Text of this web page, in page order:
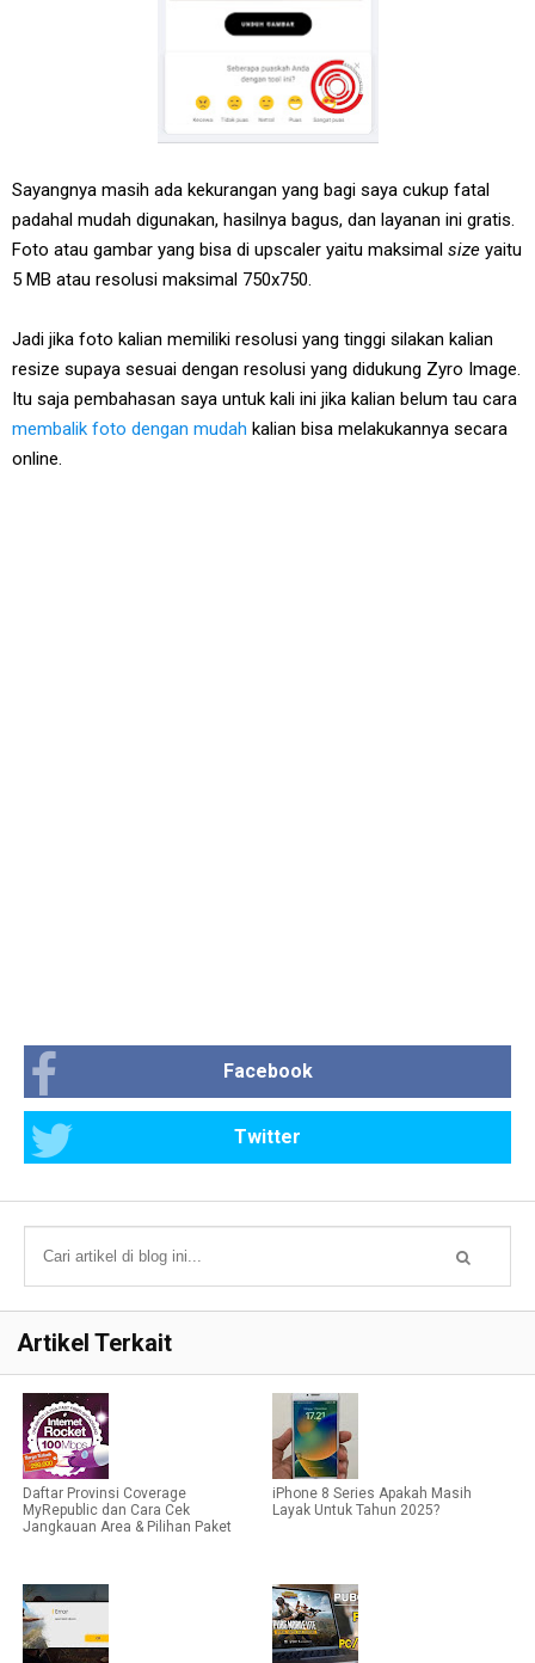
Sayangnya masih ada kekurangan yang bagi saya cukup fatal
padahal mudah digunakan, hasilnya bagus, dan layanan ini gratis.
Foto atau gambar yang bisa di upscaler yaitu maksimal size yaitu
5 MB atau resolusi maksimal 750x750.
Jadi jika foto kalian memiliki resolusi yang tinggi silakan kalian
resize supaya sesuai dengan resolusi yang didukung Zyro Image.
Itu saja pembahasan saya untuk kali ini jika kalian belum tau cara
membalik foto dengan mudah kalian bisa melakukannya secara
online.
Facebook
Twitter
Artikel Terkait
Daftar Provinsi Coverage
MyRepublic dan Cara Cek
Jangkauan Area & Pilihan Paket
iPhone 8 Series Apakah Masih
Layak Untuk Tahun 2025?